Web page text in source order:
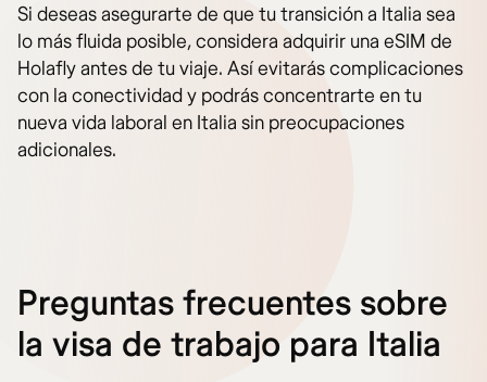
Si deseas asegurarte de que tu transición a Italia sea
lo más fluida posible, considera adquirir una eSIM de
Holafly antes de tu viaje. Así evitarás complicaciones
con la conectividad y podrás concentrarte en tu
nueva vida laboral en Italia sin preocupaciones
adicionales.
Preguntas frecuentes sobre
la visa de trabajo para Italia